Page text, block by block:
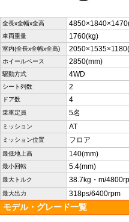
全長x全幅x全高
車両重量 1760(kg)
室内(全長x全幅x全高)
ホイールベース 2850(mm)
駆動方式 4WD
シート列数 2
ドア数 4
乗車定員 5名
ミッション AT
ミッション位置 フロア
最低地上高 140(mm)
最小回転 5.4(mm)
最大トルク 38.7kg・m/
最大出力 318ps/6400rpm
モデル・グレード一覧